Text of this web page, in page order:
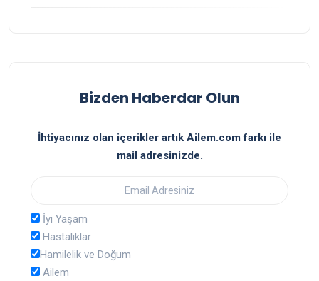
Bizden Haberdar Olun
İhtiyacınız olan içerikler artık Ailem.com farkı ile
mail adresinizde.
İyi Yaşam
Hastalıklar
Hamilelik ve Doğum
Ailem